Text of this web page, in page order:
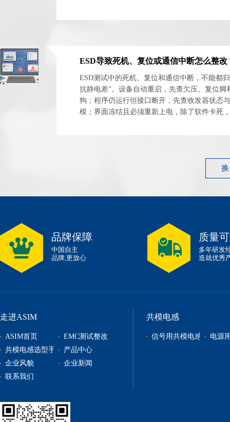
ESD测试中的死机、复位和通信中断，不能都
抗静电差”。设备自动重启，先查欠压、复位脚
狗；程序仍运行但接口断开，先查收发器状态
模；界面冻结且必须重新上电，除了软件卡死
品牌保障
中国自主
品牌,更放心
质量
多年研发
造就优秀
走进ASIM
ASIM首页
EMC测试整改
共模电感选型手册 产品中心
信号用共模电感
企业风貌
企业新闻
联系我们
共模电感
信号用共模电感 电源